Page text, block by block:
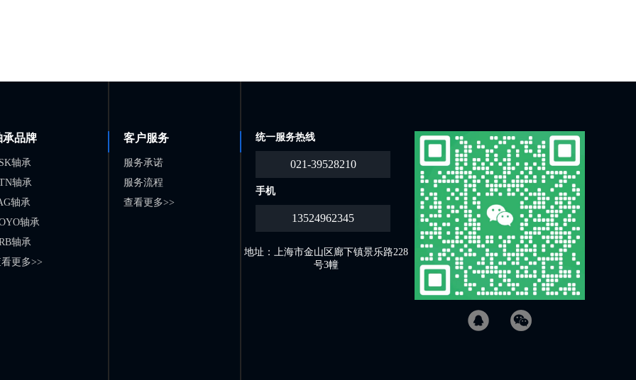
承品牌
轴承
轴承
轴承
轴承
轴承
更多>>
客户服务
服务承诺
服务流程
查看更多>>
统一服务热线
021-39528210
手机
13524962345
地址：上海市金山区廊下镇景乐路228
号3幢